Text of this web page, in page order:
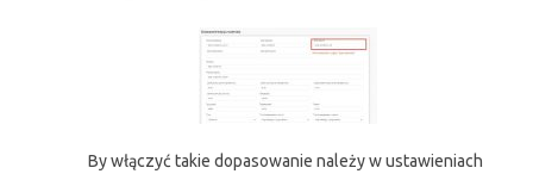
By włączyć takie dopasowanie należy w ustawieniach